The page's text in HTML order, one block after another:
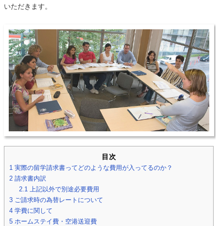
いただきます。
目次
1 実際の留学請求書ってどのような費用が入ってるのか？
2 請求書内訳
2.1
上記以外で別途必要費用
3 ご請求時の為替レートについて
4 学費に関して
5 ホームステイ費・空港送迎費